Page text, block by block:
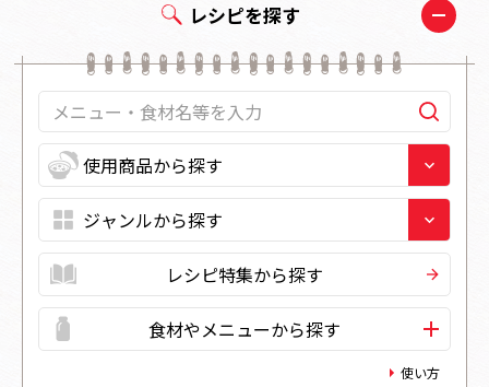
レシピを探す
レシピ特集から探す
食材やメニューから探す
使い方